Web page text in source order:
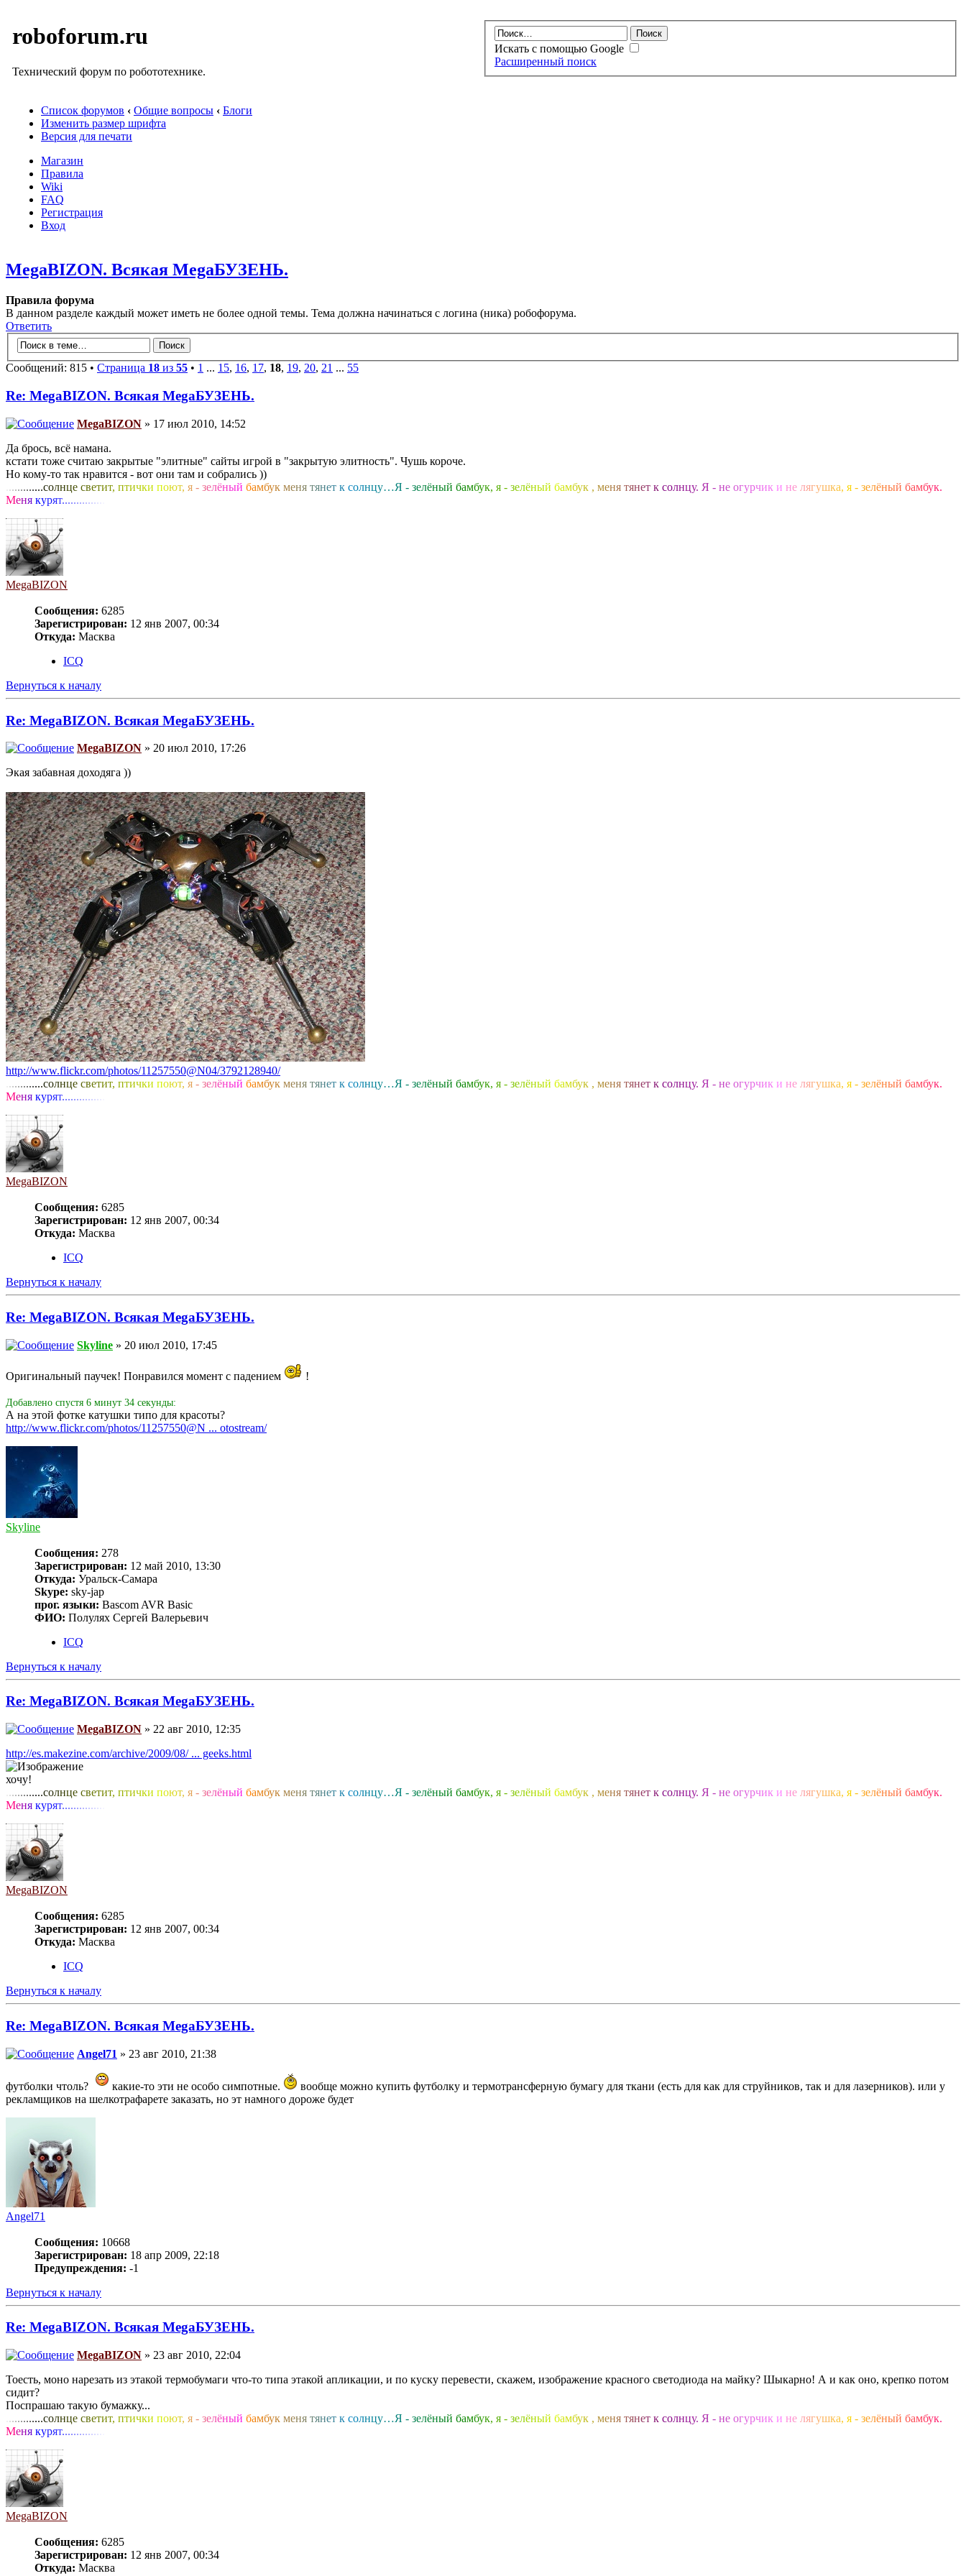
roboforum.ru
Технический форум по робототехнике.
Искать с помощью Google
Расширенный поиск
Список форумов ‹ Общие вопросы ‹ Блоги
Изменить размер шрифта
Версия для печати
Магазин
Правила
Wiki
FAQ
Регистрация
Вход
MegaBIZON. Всякая MegaБУЗЕНЬ.
Правила форума
В данном разделе каждый может иметь не более одной темы. Тема должна начинаться с логина (ника) робофорума.
Ответить
Сообщений: 815 • Страница 18 из 55 • 1 ... 15, 16, 17, 18, 19, 20, 21 ... 55
Re: MegaBIZON. Всякая MegaБУЗЕНЬ.
MegaBIZON » 17 июл 2010, 14:52
Да брось, всё намана.
кстати тоже считаю закрытые "элитные" сайты игрой в "закрытую элитность". Чушь короче.
Но кому-то так нравится - вот они там и собрались ))
............солнце светит, птички поют, я - зелёный бамбук меня тянет к солнцу…Я - зелёный бамбук, я - зелёный бамбук , меня тянет к солнцу. Я - не огурчик и не лягушка, я - зелёный бамбук.
Меня курят.............
MegaBIZON
Сообщения: 6285
Зарегистрирован: 12 янв 2007, 00:34
Откуда: Масква
ICQ
Вернуться к началу
Re: MegaBIZON. Всякая MegaБУЗЕНЬ.
MegaBIZON » 20 июл 2010, 17:26
Экая забавная доходяга ))
http://www.flickr.com/photos/11257550@N04/3792128940/
............солнце светит, птички поют, я - зелёный бамбук меня тянет к солнцу…Я - зелёный бамбук, я - зелёный бамбук , меня тянет к солнцу. Я - не огурчик и не лягушка, я - зелёный бамбук.
Меня курят.............
MegaBIZON
Сообщения: 6285
Зарегистрирован: 12 янв 2007, 00:34
Откуда: Масква
ICQ
Вернуться к началу
Re: MegaBIZON. Всякая MegaБУЗЕНЬ.
Skyline » 20 июл 2010, 17:45
Оригинальный паучек! Понравился момент с падением !
Добавлено спустя 6 минут 34 секунды:
А на этой фотке катушки типо для красоты?
http://www.flickr.com/photos/11257550@N ... otostream/
Skyline
Сообщения: 278
Зарегистрирован: 12 май 2010, 13:30
Откуда: Уральск-Самара
Skype: sky-jap
прог. языки: Bascom AVR Basic
ФИО: Полулях Сергей Валерьевич
ICQ
Вернуться к началу
Re: MegaBIZON. Всякая MegaБУЗЕНЬ.
MegaBIZON » 22 авг 2010, 12:35
http://es.makezine.com/archive/2009/08/ ... geeks.html
хочу!
............солнце светит, птички поют, я - зелёный бамбук меня тянет к солнцу…Я - зелёный бамбук, я - зелёный бамбук , меня тянет к солнцу. Я - не огурчик и не лягушка, я - зелёный бамбук.
Меня курят.............
MegaBIZON
Сообщения: 6285
Зарегистрирован: 12 янв 2007, 00:34
Откуда: Масква
ICQ
Вернуться к началу
Re: MegaBIZON. Всякая MegaБУЗЕНЬ.
Angel71 » 23 авг 2010, 21:38
футболки чтоль? какие-то эти не особо симпотные.
вообще можно купить футболку и термотрансферную бумагу для ткани (есть для как для струйников, так и для лазерников). или у
рекламщиков на шелкотрафарете заказать, но эт намного дороже будет
Angel71
Сообщения: 10668
Зарегистрирован: 18 апр 2009, 22:18
Предупреждения: -1
Вернуться к началу
Re: MegaBIZON. Всякая MegaБУЗЕНЬ.
MegaBIZON » 23 авг 2010, 22:04
Тоесть, моно нарезать из этакой термобумаги что-то типа этакой апликации, и по куску перевести, скажем, изображение красного светодиода на майку? Шыкарно! А и как оно, крепко потом
сидит?
Поспрашаю такую бумажку...
............солнце светит, птички поют, я - зелёный бамбук меня тянет к солнцу…Я - зелёный бамбук, я - зелёный бамбук , меня тянет к солнцу. Я - не огурчик и не лягушка, я - зелёный бамбук.
Меня курят.............
MegaBIZON
Сообщения: 6285
Зарегистрирован: 12 янв 2007, 00:34
Откуда: Масква